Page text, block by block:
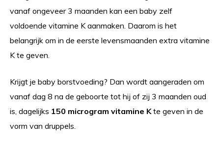
vanaf ongeveer 3 maanden kan een baby zelf
voldoende vitamine K aanmaken. Daarom is het
belangrijk om in de eerste levensmaanden extra vitamine
K te geven.
Krijgt je baby borstvoeding? Dan wordt aangeraden om
vanaf dag 8 na de geboorte tot hij of zij 3 maanden oud
is, dagelijks 150 microgram vitamine Kte geven in de
vorm van druppels.